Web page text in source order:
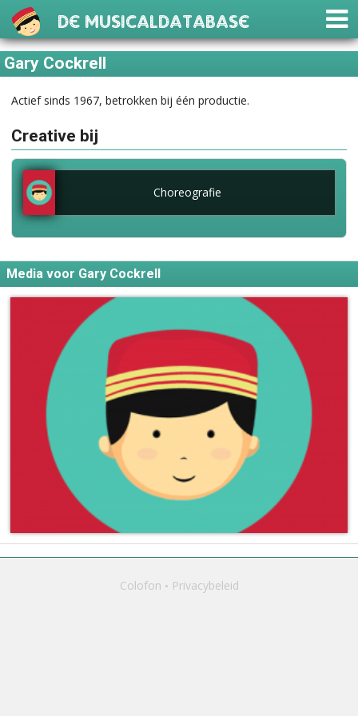
De Musicaldatabase
Gary Cockrell
Actief sinds 1967, betrokken bij één productie.
Creative bij
Choreografie
Media voor Gary Cockrell
Colofon Privacybeleid